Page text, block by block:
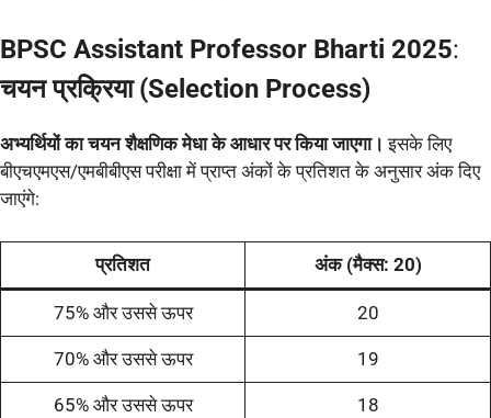
BPSC Assistant Professor Bharti 2025:
चयन प्रक्रिया (Selection Process)
अभ्यर्थियों का चयन शैक्षणिक मेधा के आधार पर किया जाएगा। इसके लिए
बीएचएमएस/एमबीबीएस परीक्षा में प्राप्त अंकों के प्रतिशत के अनुसार अंक दिए
जाएंगे:
प्रतिशत अंक (मैक्स: 20)
75% और उससे ऊपर 20
70% और उससे ऊपर 19
65% और उससे ऊपर 18